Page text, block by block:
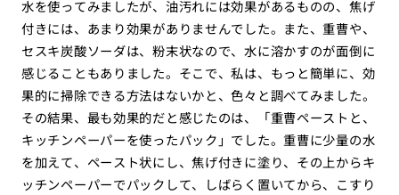
水を使ってみましたが、油汚れには効果があるものの、焦げ
付きには、あまり効果がありませんでした。また、重曹や、
セスキ炭酸ソーダは、粉末状なので、水に溶かすのが面倒に
感じることもありました。そこで、私は、もっと簡単に、効
果的に掃除できる方法はないかと、色々と調べてみました。
その結果、最も効果的だと感じたのは、「重曹ペーストと、
キッチンペーパーを使ったパック」でした。重曹に少量の水
を加えて、ペースト状にし、焦げ付きに塗り、その上からキ
ッチンペーパーでパックして、しばらく置いてから、こすり